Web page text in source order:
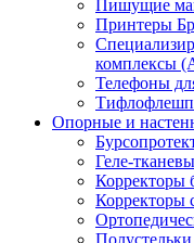
Пишущие
Принтеры
комплексы
Телефоны
Опорные и
Геле-
Корректоры
Корректоры